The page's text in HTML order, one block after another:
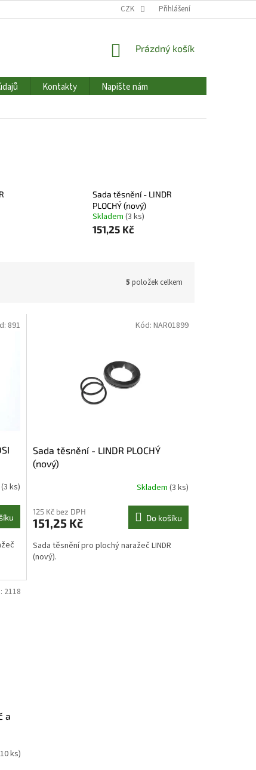
ÚDAJŮ HODNOCENÍ OBCHODU NAPIŠTE NÁM
CZK Přihlášení
NÁKUPNÍ
Prázdný košík
Kontakty Napište nám
Sada těsnění - LINDR
PLOCHÝ (nový)
Skladem (3 ks)
151,25 Kč
5 položek celkem
(3 ks)
891
Sada těsnění - LINDR PLOCHÝ
(nový)
Skladem (3 ks)
125 Kč bez DPH
151,25 Kč Do košíku
Sada těsnění pro plochý naražeč LINDR
(nový).
Kód: NAR01899
a
ks)
2118